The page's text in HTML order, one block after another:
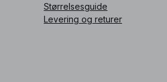
Artikkelnummer
Størrelsesguide
Levering og returer